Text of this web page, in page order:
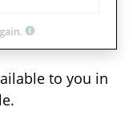
to you in